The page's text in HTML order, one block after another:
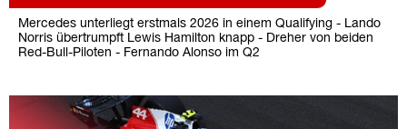
Mercedes unterliegt erstmals 2026 in einem Qualifying - Lando
Norris übertrumpft Lewis Hamilton knapp - Dreher von beiden
Red-Bull-Piloten - Fernando Alonso im Q2